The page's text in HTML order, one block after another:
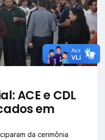
ACE e CDL
em
da cerimônia